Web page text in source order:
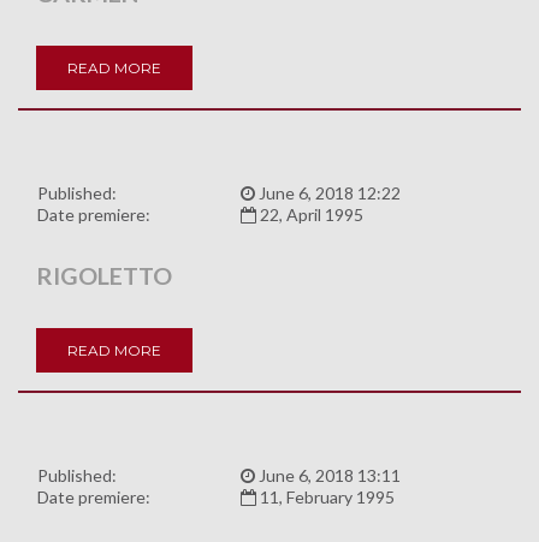
READ MORE
Published:
June 6, 2018 12:22
Date premiere:
22, April 1995
RIGOLETTO
READ MORE
Published:
June 6, 2018 13:11
Date premiere:
11, February 1995